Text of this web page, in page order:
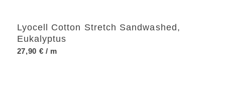
Lyocell Cotton Stretch Sandwashed,
Eukalyptus
27,90 € / m